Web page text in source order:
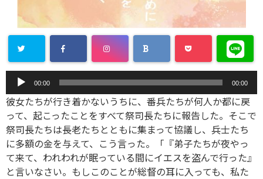
声
プ
レ
ー
ヤ
ー
00:00 00:00
彼女たちが行き着かないうちに、番兵たちが何人か都に戻
って、起こったことをすべて祭司長たちに報告した。そこで
祭司長たちは長老たちとともに集まって協議し、兵士たち
に多額の金を与えて、こう言った。「『弟子たちが夜やっ
て来て、われわれが眠っている間にイエスを盗んで行った』
と言いなさい。もしこのことが総督の耳に入っても、私た